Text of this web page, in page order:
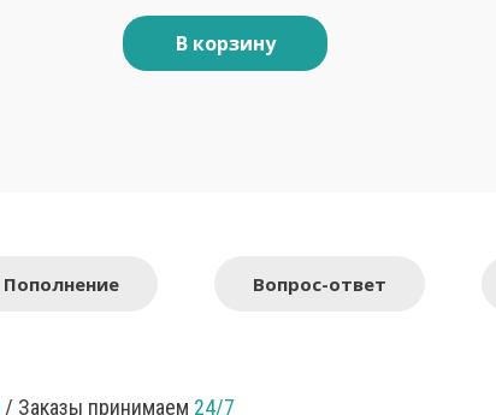
В корзину
Пополнение Вопрос-ответ
/ Заказы принимаем 24/7